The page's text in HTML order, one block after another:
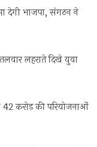
देगी भाजपा, संगठन ने
लहराते दिखे युवा
42 करोड़ की परियोजनाओं